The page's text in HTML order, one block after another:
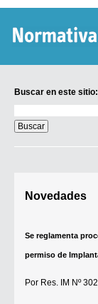
Buscar en este sitio:
en
este
sitio:
Novedades
Se reglamenta
permiso de
Por Res. IM Nº